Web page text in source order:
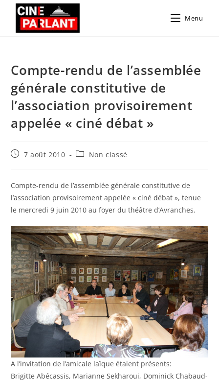
Menu
Compte-rendu de l’assemblée
générale constitutive de
l’association provisoirement
appelée « ciné débat »
7 août 2010 Non classé
Compte-rendu de l’assemblée générale constitutive de
l’association provisoirement appelée « ciné débat », tenue
le mercredi 9 juin 2010 au foyer du théâtre d’Avranches.
A l’invitation de l’amicale laïque étaient présents:
Brigitte Abécassis, Marianne Sekharoui, Dominick Chabaud-